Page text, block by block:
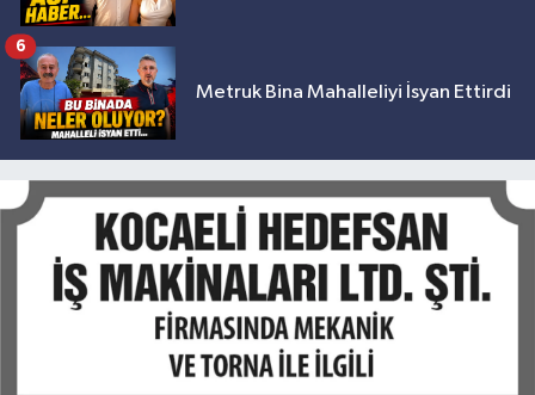
Metruk Bina Mahalleliyi İsyan Ettirdi
6